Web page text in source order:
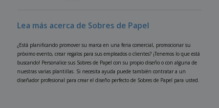
Lea más acerca de Sobres de Papel
¿Está planificando promover su marca en una feria comercial, promocionar su
próximo evento, crear regalos para sus empleados o clientes? ¡Tenemos lo que está
buscando! Personalice sus Sobres de Papel con su propio diseño o con alguna de
nuestras varias plantillas. Si necesita ayuda puede también contratar a un
diseñador profesional para crear el diseño perfecto de Sobres de Papel para usted.